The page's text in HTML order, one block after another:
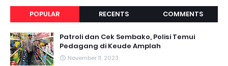
POPULAR RECENTS COMMENTS
Patroli dan Cek Sembako, Polisi Temui
Pedagang di Keude Amplah
November 11, 2023